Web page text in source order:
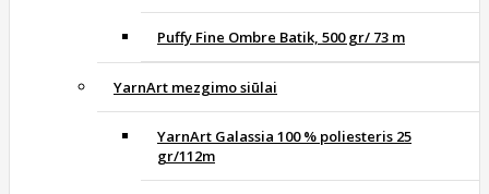
Puffy Fine Ombre Batik, 500 gr/ 73 m
YarnArt mezgimo siūlai
YarnArt Galassia 100 % poliesteris 25
gr/112m